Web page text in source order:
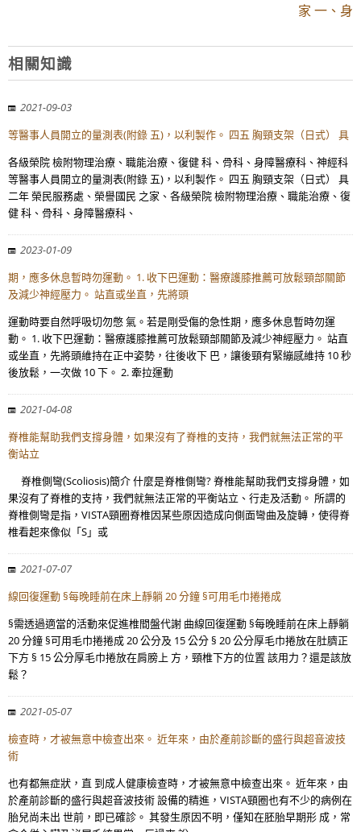
家 一、身
相關知識
2021-09-03
等醫事人員開立的量測表(附錄 五)，以利製作。 四五 胸頸支架（日式） 具
各級榮院 檢附物理治療、職能治療、復健 科、骨科、身障醫療科、神經科
等醫事人員開立的量測表(附錄 五)，以利製作。 四五 胸頸支架（日式） 具
二年 榮民服務處、榮譽國民 之家、各級榮院 檢附物理治療、職能治療、復
健 科、骨科、身障醫療科、
2023-01-09
期，應多休息暫時勿運動。 1. 收下巴運動：醫療護膝推薦可放鬆頸部關節
及減少神經壓力。 站直或坐直，先將頭
運動時要自然呼吸切勿憋 氣。若是剛受傷的急性期，應多休息暫時勿運
動。 1. 收下巴運動：醫療護膝推薦可放鬆頸部關節及減少神經壓力。 站直
或坐直，先將頭維持在正中姿勢，往後收下 巴，讓後頸有緊繃感維持 10 秒
後放鬆，一次做 10 下。 2. 牽拉運動
2021-04-08
脊椎能幫助我們支撐身體，如果沒有了脊椎的支持，我們就無法正常的平
衡站立
脊椎側彎(Scoliosis)簡介 什麼是脊椎側彎? 脊椎能幫助我們支撐身體，如
果沒有了脊椎的支持，我們就無法正常的平衡站立、行走及活動。 所謂的
脊椎側彎是指，VISTA頸圈脊椎因某些原因造成向側面彎曲及旋轉，使得脊
椎看起來像似「S」或
2021-07-07
線回復運動 §每晚睡前在床上靜躺 20 分鐘 §可用毛巾捲捲成
§需透過適當的活動來促進椎間盤代謝 曲線回復運動 §每晚睡前在床上靜躺
20 分鐘 §可用毛巾捲捲成 20 公分及 15 公分 § 20 公分厚毛巾捲放在肚臍正
下方 § 15 公分厚毛巾捲放在肩膀上 方，頸椎下方的位置 該用力？還是該放
鬆？
2021-05-07
檢查時，才被無意中檢查出來。 近年來，由於產前診斷的盛行與超音波技
術
也有都無症狀，直 到成人健康檢查時，才被無意中檢查出來。 近年來，由
於產前診斷的盛行與超音波技術 設備的精進，VISTA頸圈也有不少的病例在
胎兒尚未出 世前，即已確診。 其發生原因不明，僅知在胚胎早期形 成，常